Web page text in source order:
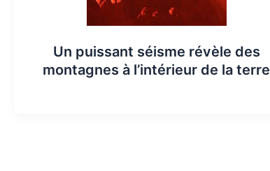
Un puissant séisme révèle des
montagnes à l’intérieur de la terre